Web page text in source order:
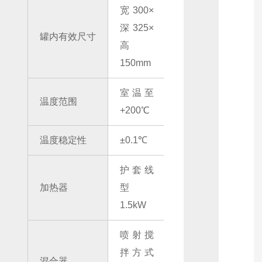
罐内有效尺寸
宽300×
深325×
高
150mm
温度范围
室温至
+200℃
温度稳定性 ±0.1℃
加热器
护套线
型
1.5kW
喷射搅
拌方式